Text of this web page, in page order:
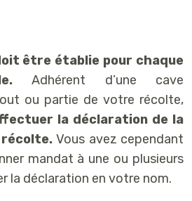
être établie pour chaque
Adhérent d’une cave
ou partie de votre récolte,
la déclaration de la
Vous avez cependant
mandat à une ou plusieurs
la déclaration en votre nom.